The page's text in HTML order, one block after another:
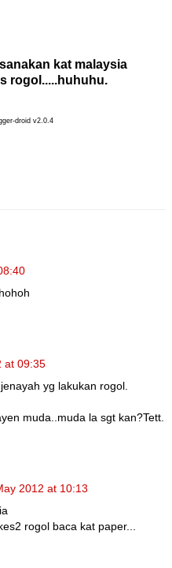
kat malaysia
rogol.....huhuhu.
droid v2.0.4
at 09:35
yg lakukan rogol.
muda..muda la sgt kan?Tett.
2012 at 10:13
rogol baca kat paper...